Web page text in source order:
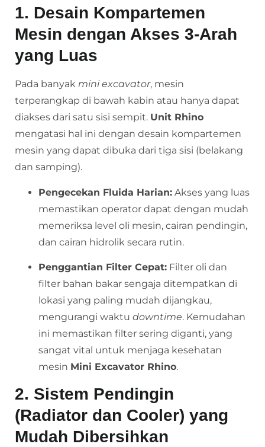
1. Desain Kompartemen
Mesin dengan Akses 3-Arah
yang Luas
Pada banyak mini excavator, mesin
terperangkap di bawah kabin atau hanya dapat
diakses dari satu sisi sempit. Unit Rhino
mengatasi hal ini dengan desain kompartemen
mesin yang dapat dibuka dari tiga sisi (belakang
dan samping).
Pengecekan Fluida Harian: Akses yang luas
memastikan operator dapat dengan mudah
memeriksa level oli mesin, cairan pendingin,
dan cairan hidrolik secara rutin.
Penggantian Filter Cepat: Filter oli dan
filter bahan bakar sengaja ditempatkan di
lokasi yang paling mudah dijangkau,
mengurangi waktu downtime. Kemudahan
ini memastikan filter sering diganti, yang
sangat vital untuk menjaga kesehatan
mesin Mini Excavator Rhino.
2. Sistem Pendingin
(Radiator dan Cooler) yang
Mudah Dibersihkan